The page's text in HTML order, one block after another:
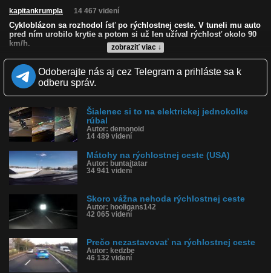
zobraziť viac ↓
kapitankrumpla 14 467 videní
Cykloblázon sa rozhodol ísť po rýchlostnej ceste. V tuneli mu auto
pred ním urobilo krytie a potom si už len užíval rýchlosť okolo 90
km/h.
Kvalita:
Zverejnené: 7.6.2023 13:18
Krajina: Portugalsko 🇵🇹
Komentárov: 48
Dľžka: 3:37
Kategória: športy
Tagy: cyklista, blázon, rýchlostná cesta, cyklista na diaľnici,
pretekár, funchal, madeira
História sledovanosti videa:
Odoberajte nás aj cez Telegram a prihláste sa k
odberu správ.
Šialenec si to na elektrickej jednokolke
rúbal
Autor: demonoid
14 489 videní
Mátohy na rýchlostnej ceste (USA)
Autor: buntajtatar
34 941 videní
Skoro vážna nehoda rýchlostnej ceste
Autor: hooligans142
42 065 videní
Prečo nezastavovať na rýchlostnej ceste
Autor: kedzbe
46 132 videní